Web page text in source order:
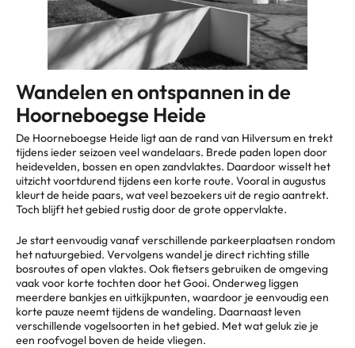
Wandelen en ontspannen in de
Hoorneboegse Heide
De Hoorneboegse Heide ligt aan de rand van Hilversum en trekt
tijdens ieder seizoen veel wandelaars. Brede paden lopen door
heidevelden, bossen en open zandvlaktes. Daardoor wisselt het
uitzicht voortdurend tijdens een korte route. Vooral in augustus
kleurt de heide paars, wat veel bezoekers uit de regio aantrekt.
Toch blijft het gebied rustig door de grote oppervlakte.
Je start eenvoudig vanaf verschillende parkeerplaatsen rondom
het natuurgebied. Vervolgens wandel je direct richting stille
bosroutes of open vlaktes. Ook fietsers gebruiken de omgeving
vaak voor korte tochten door het Gooi. Onderweg liggen
meerdere bankjes en uitkijkpunten, waardoor je eenvoudig een
korte pauze neemt tijdens de wandeling. Daarnaast leven
verschillende vogelsoorten in het gebied. Met wat geluk zie je
een roofvogel boven de heide vliegen.